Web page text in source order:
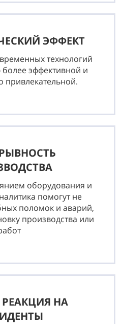
ЭФФЕКТ
технологий
эффективной и
привлекательной.
оборудования и
помогут не
поломок и аварий,
производства или
НА